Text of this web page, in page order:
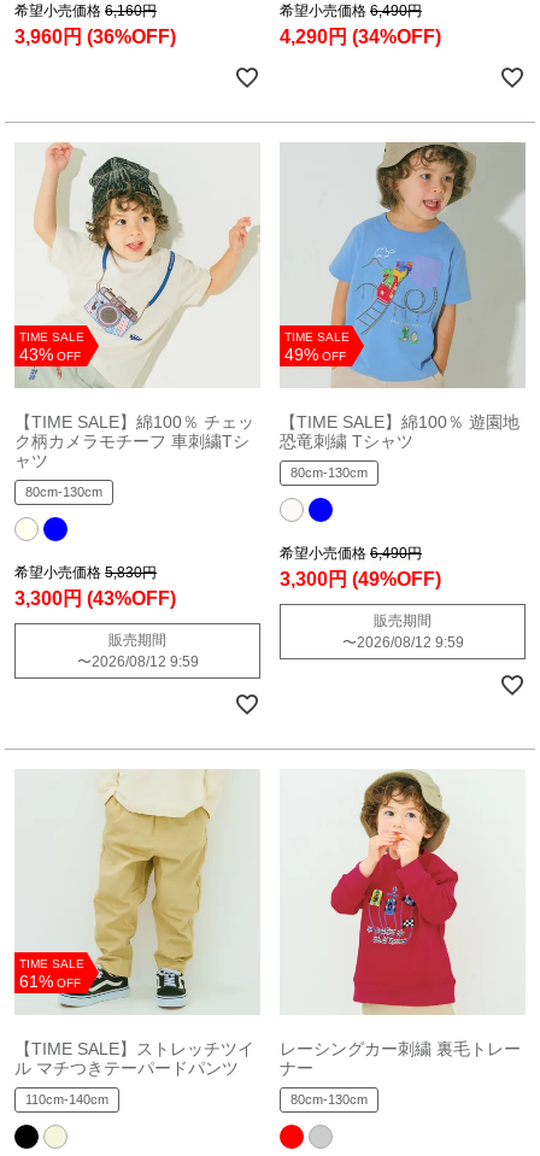
希望小売価格 6,160円
3,960円 (36%OFF)
希望小売価格 6,490円
4,290円 (34%OFF)
TIME SALE
43% OFF
【TIME SALE】綿100％ チェッ
ク柄カメラモチーフ 車刺繍Tシ
ャツ
80cm-130cm
希望小売価格 5,830円
3,300円 (43%OFF)
販売期間
〜2026/08/12 9:59
TIME SALE
49% OFF
【TIME SALE】綿100％ 遊園地
恐竜刺繍 Tシャツ
80cm-130cm
希望小売価格 6,490円
3,300円 (49%OFF)
販売期間
〜2026/08/12 9:59
TIME SALE
61% OFF
【TIME SALE】ストレッチツイ
ル マチつきテーパードパンツ
110cm-140cm
レーシングカー刺繍 裏毛トレー
ナー
80cm-130cm